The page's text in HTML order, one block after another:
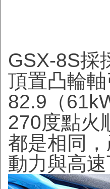
GSX-8S採
頂置凸輪
82.9（
270度點火
都是相同
動力與高